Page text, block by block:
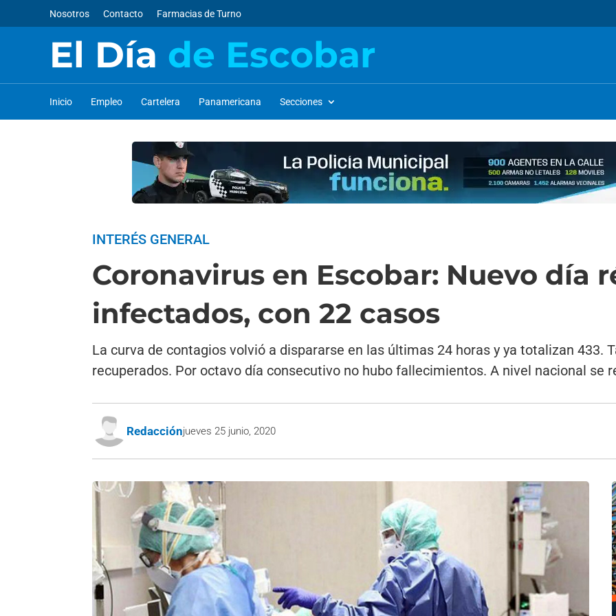
Nosotros Contacto Farmacias de Turno
El Día de Escobar
Inicio Empleo Cartelera Panamericana Secciones
INTERÉS GENERAL
Coronavirus en Escobar: Nuevo día
infectados, con 22 casos
La curva de contagios volvió a dispararse en las últimas 24 horas y ya totalizan 433.
recuperados. Por octavo día consecutivo no hubo fallecimientos. A nivel nacional se
Redacciónjueves 25 junio, 2020